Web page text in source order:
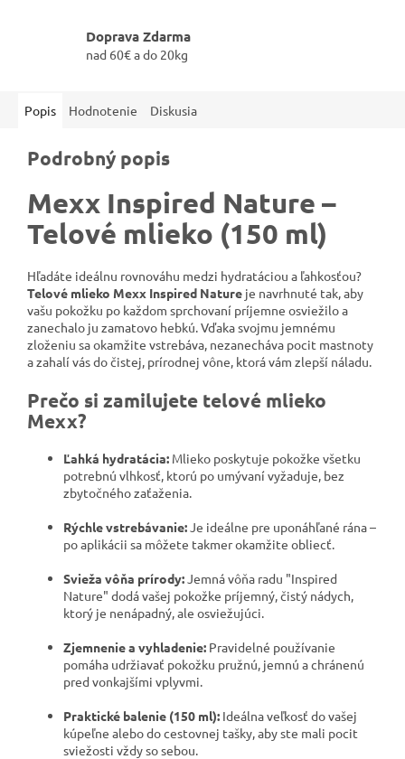
Doprava Zdarma
nad 60€ a do 20kg
Popis Hodnotenie Diskusia
Podrobný popis
Mexx Inspired Nature –
Telové mlieko (150 ml)
Hľadáte ideálnu rovnováhu medzi hydratáciou a ľahkosťou?
Telové mlieko Mexx Inspired Nature je navrhnuté tak, aby
vašu pokožku po každom sprchovaní príjemne osviežilo a
zanechalo ju zamatovo hebkú. Vďaka svojmu jemnému
zloženiu sa okamžite vstrebáva, nezanecháva pocit mastnoty
a zahalí vás do čistej, prírodnej vône, ktorá vám zlepší náladu.
Prečo si zamilujete telové mlieko
Mexx?
Ľahká hydratácia: Mlieko poskytuje pokožke všetku
potrebnú vlhkosť, ktorú po umývaní vyžaduje, bez
zbytočného zaťaženia.
Rýchle vstrebávanie:Je ideálne pre uponáhľané rána –
po aplikácii sa môžete takmer okamžite obliecť.
Svieža vôňa prírody:Jemná vôňa radu "Inspired
Nature" dodá vašej pokožke príjemný, čistý nádych,
ktorý je nenápadný, ale osviežujúci.
Zjemnenie a vyhladenie: Pravidelné používanie
pomáha udržiavať pokožku pružnú, jemnú a chránenú
pred vonkajšími vplyvmi.
Praktické balenie (150 ml): Ideálna veľkosť do vašej
kúpeľne alebo do cestovnej tašky, aby ste mali pocit
sviežosti vždy so sebou.